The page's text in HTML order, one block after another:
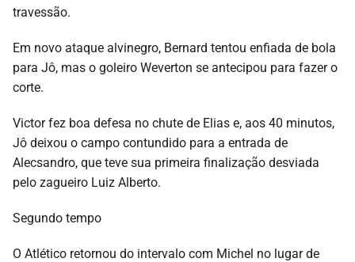
travessão.
Em novo ataque alvinegro, Bernard tentou enfiada de bola
para Jô, mas o goleiro Weverton se antecipou para fazer o
corte.
Victor fez boa defesa no chute de Elias e, aos 40 minutos,
Jô deixou o campo contundido para a entrada de
Alecsandro, que teve sua primeira finalização desviada
pelo zagueiro Luiz Alberto.
Segundo tempo
O Atlético retornou do intervalo com Michel no lugar de